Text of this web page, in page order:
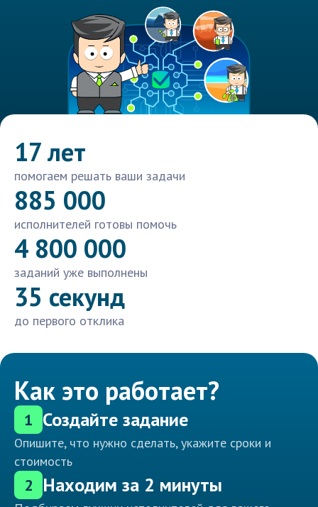
17 лет
помогаем решать ваши задачи
885 000
исполнителей готовы помочь
4 800 000
заданий уже выполнены
35 секунд
до первого отклика
Как это работает?
1 Создайте задание
Опишите, что нужно сделать, укажите сроки и
стоимость
2 Находим за 2 минуты